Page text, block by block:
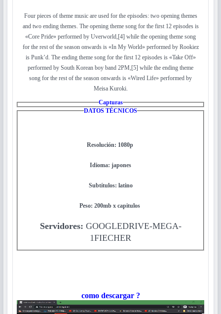
Four pieces of theme music are used for the episodes: two opening themes
and two ending themes. The opening theme song for the first 12 episodes is
«Core Pride» performed by Uverworld,[4] while the opening theme song
for the rest of the season onwards is «In My World» performed by Rookiez
is Punk’d. The ending theme song for the first 12 episodes is «Take Off»
performed by South Korean boy band 2PM,[5] while the ending theme
song for the rest of the season onwards is «Wired Life» performed by
Meisa Kuroki.
Capturas
DATOS TÉCNICOS
Resolución: 1080p
Idioma: japones
Subtítulos: latino
Peso: 200mb x capitulos
Servidores: GOOGLEDRIVE-MEGA-
1FIECHER
como descargar ?
de